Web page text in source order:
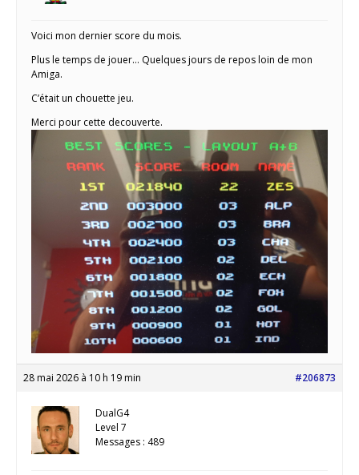
Voici mon dernier score du mois.
Plus le temps de jouer… Quelques jours de repos loin de mon
Amiga.
C’était un chouette jeu.
Merci pour cette decouverte.
28 mai 2026 à 10 h 19 min #206873
DualG4
Level 7
Messages : 489